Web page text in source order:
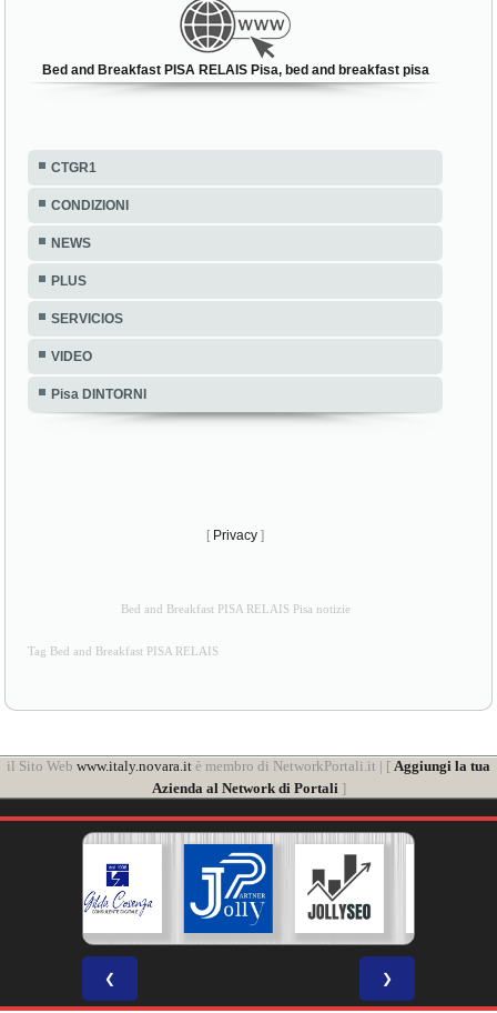
Bed and Breakfast PISA RELAIS Pisa, bed and breakfast pisa
CTGR1
CONDIZIONI
NEWS
PLUS
SERVICIOS
VIDEO
Pisa DINTORNI
[ Privacy ]
Bed and Breakfast PISA RELAIS Pisa notizie
Tag Bed and Breakfast PISA RELAIS
il Sito Web www.italy.novara.it è membro di NetworkPortali.it | [ Aggiungi la tua
Azienda al Network di Portali ]
❮ ❯